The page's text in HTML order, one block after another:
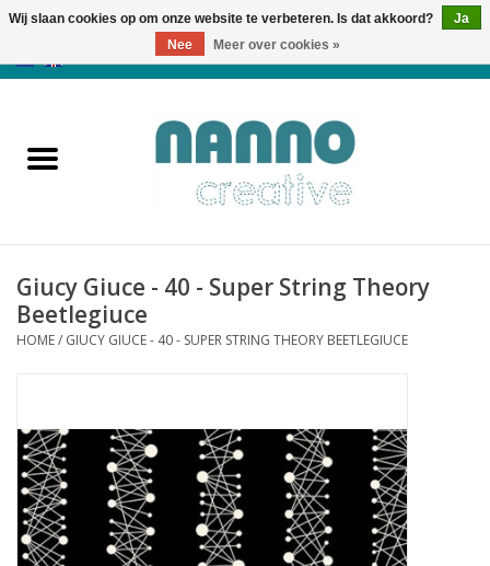
Producten
Nieuws
Herfst & Halloween
Laatste Kans
Cadeaubonnen
Giucy Giuce - 40 - Super String Theory
Beetlegiuce
HOME/ GIUCY GIUCE - 40 - SUPER STRING THEORY BEETLEGIUCE
Wij slaan cookies op om onze website te verbeteren. Is dat akkoord?
Ja
Nee
Meer over cookies »